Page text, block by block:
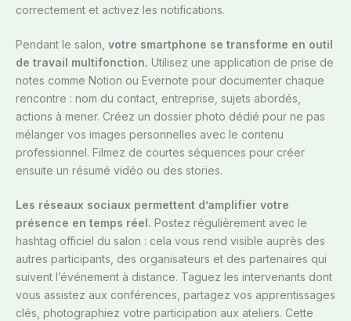
correctement et activez les notifications.
Pendant le salon, votre smartphone se transforme en outil
de travail multifonction. Utilisez une application de prise de
notes comme Notion ou Evernote pour documenter chaque
rencontre : nom du contact, entreprise, sujets abordés,
actions à mener. Créez un dossier photo dédié pour ne pas
mélanger vos images personnelles avec le contenu
professionnel. Filmez de courtes séquences pour créer
ensuite un résumé vidéo ou des stories.
Les réseaux sociaux permettent d’amplifier votre
présence en temps réel. Postez régulièrement avec le
hashtag officiel du salon : cela vous rend visible auprès des
autres participants, des organisateurs et des partenaires qui
suivent l’événement à distance. Taguez les intervenants dont
vous assistez aux conférences, partagez vos apprentissages
clés, photographiez votre participation aux ateliers. Cette